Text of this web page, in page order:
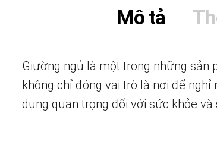
Mô tả
Giường ngủ là một trong những sản
không chỉ đóng vai trò là nơi để
dụng quan trọng đối với sức khỏe